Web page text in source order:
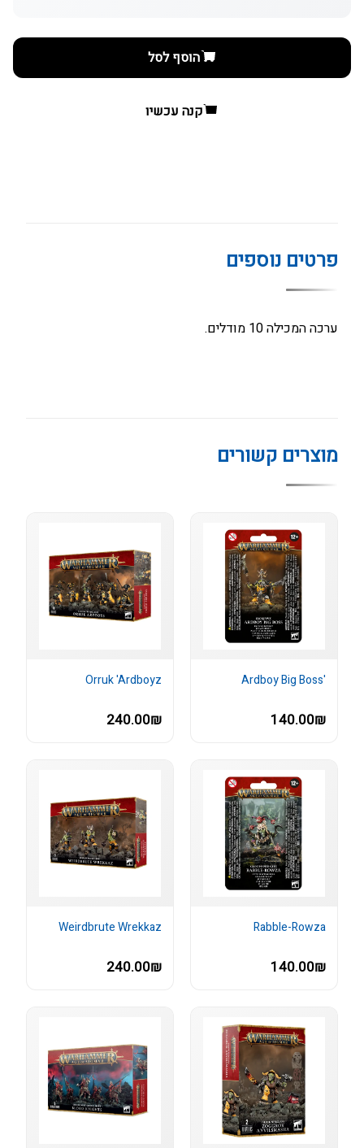
הוסף לסל
קנה עכשיו
פרטים נוספים
ערכה המכילה 10 מודלים.
מוצרים קשורים
'Ardboy Big Boss
140.00₪
Orruk 'Ardboyz
240.00₪
Rabble-Rowza
140.00₪
Weirdbrute Wrekkaz
240.00₪